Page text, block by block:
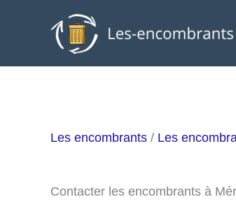
Les encombrants / Les
Contacter les encombrants à